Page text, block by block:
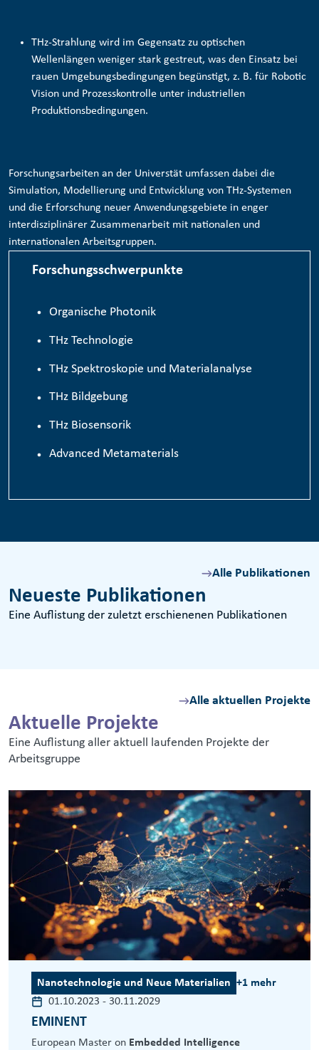
THz-Strahlung wird im Gegensatz zu optischen
Wellenlängen weniger stark gestreut, was den Einsatz bei
rauen Umgebungsbedingungen begünstigt, z. B. für Robotic
Vision und Prozesskontrolle unter industriellen
Produktionsbedingungen.
Forschungsarbeiten an der Universtät umfassen dabei die
Simulation, Modellierung und Entwicklung von THz-Systemen
und die Erforschung neuer Anwendungsgebiete in enger
interdisziplinärer Zusammenarbeit mit nationalen und
internationalen Arbeitsgruppen.
Forschungsschwerpunkte
Organische Photonik
THz Technologie
THz Spektroskopie und Materialanalyse
THz Bildgebung
THz Biosensorik
Advanced Metamaterials
Neueste Publikationen
Eine Auflistung der zuletzt erschienenen Publikationen
Alle Publikationen
Aktuelle Projekte
Eine Auflistung aller aktuell laufenden Projekte der
Arbeitsgruppe
Alle aktuellen Projekte
Nanotechnologie und Neue Materialien +1 mehr
01.10.2023 - 30.11.2029
EMINENT
European Master on Embedded Intelligence